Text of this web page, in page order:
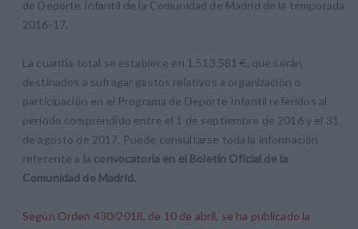
de Deporte Infantil de la Comunidad de Madrid de la temporada
2016-17.
La cuantía total se establece en 1.513.581 €, que serán
destinados a sufragar gastos relativos a organización o
participación en el Programa de Deporte Infantil referidos al
período comprendido entre el 1 de septiembre de 2016 y el 31
de agosto de 2017. Puede consultarse toda la información
referente a la convocatoria en el Boletín Oficial de la
Comunidad de Madrid.
Según Orden 430/2018, de 10 de abril, se ha publicado la